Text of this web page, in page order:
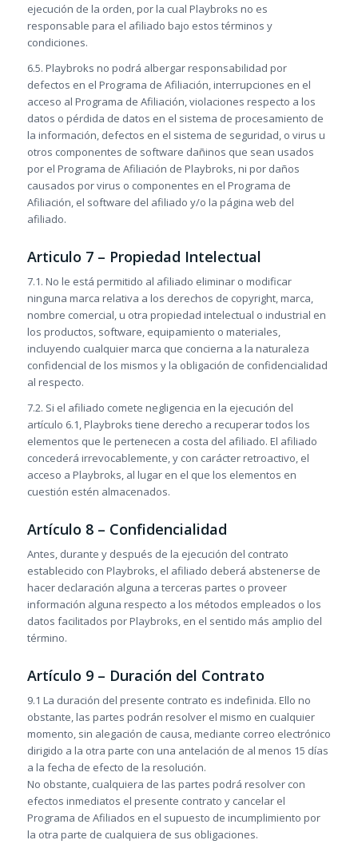
ejecución de la orden, por la cual Playbroks no es
responsable para el afiliado bajo estos términos y
condiciones.
6.5. Playbroks no podrá albergar responsabilidad por
defectos en el Programa de Afiliación, interrupciones en el
acceso al Programa de Afiliación, violaciones respecto a los
datos o pérdida de datos en el sistema de procesamiento de
la información, defectos en el sistema de seguridad, o virus u
otros componentes de software dañinos que sean usados
por el Programa de Afiliación de Playbroks, ni por daños
causados por virus o componentes en el Programa de
Afiliación, el software del afiliado y/o la página web del
afiliado.
Articulo 7 – Propiedad Intelectual
7.1. No le está permitido al afiliado eliminar o modificar
ninguna marca relativa a los derechos de copyright, marca,
nombre comercial, u otra propiedad intelectual o industrial en
los productos, software, equipamiento o materiales,
incluyendo cualquier marca que concierna a la naturaleza
confidencial de los mismos y la obligación de confidencialidad
al respecto.
7.2. Si el afiliado comete negligencia en la ejecución del
artículo 6.1, Playbroks tiene derecho a recuperar todos los
elementos que le pertenecen a costa del afiliado. El afiliado
concederá irrevocablemente, y con carácter retroactivo, el
acceso a Playbroks, al lugar en el que los elementos en
cuestión estén almacenados.
Artículo 8 – Confidencialidad
Antes, durante y después de la ejecución del contrato
establecido con Playbroks, el afiliado deberá abstenerse de
hacer declaración alguna a terceras partes o proveer
información alguna respecto a los métodos empleados o los
datos facilitados por Playbroks, en el sentido más amplio del
término.
Artículo 9 – Duración del Contrato
9.1 La duración del presente contrato es indefinida. Ello no
obstante, las partes podrán resolver el mismo en cualquier
momento, sin alegación de causa, mediante correo electrónico
dirigido a la otra parte con una antelación de al menos 15 días
a la fecha de efecto de la resolución.
No obstante, cualquiera de las partes podrá resolver con
efectos inmediatos el presente contrato y cancelar el
Programa de Afiliados en el supuesto de incumplimiento por
la otra parte de cualquiera de sus obligaciones.